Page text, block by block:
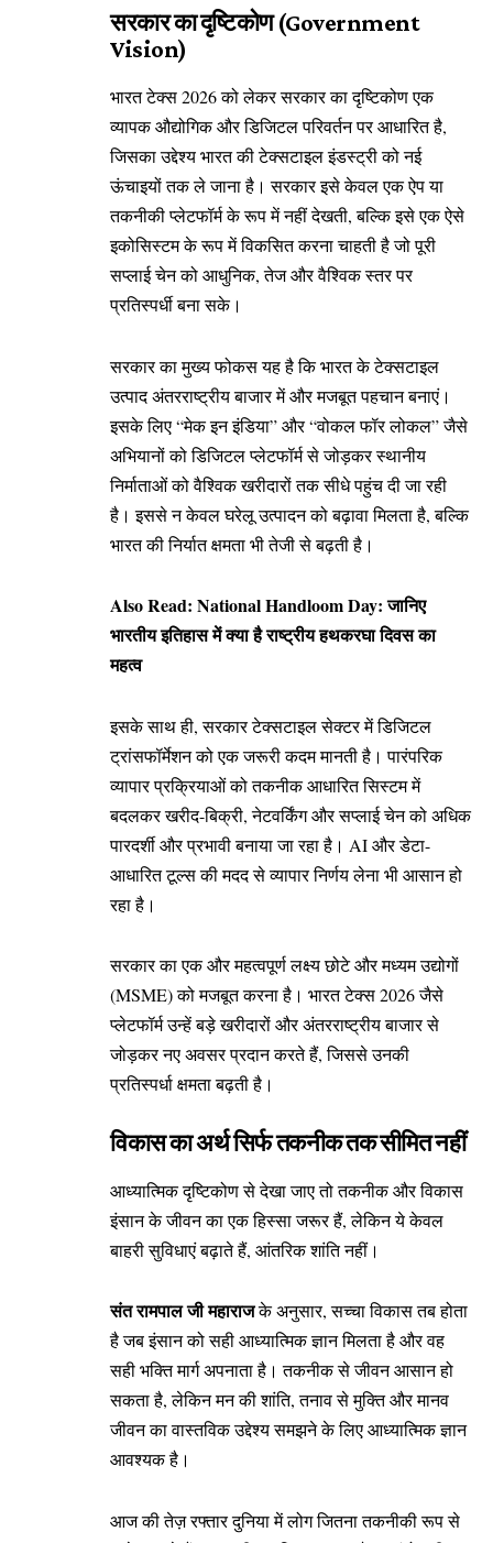
सरकार का दृष्टिकोण (Government
Vision)
भारत टेक्स 2026 को लेकर सरकार का दृष्टिकोण एक
व्यापक औद्योगिक और डिजिटल परिवर्तन पर आधारित है,
जिसका उद्देश्य भारत की टेक्सटाइल इंडस्ट्री को नई
ऊंचाइयों तक ले जाना है। सरकार इसे केवल एक ऐप या
तकनीकी प्लेटफॉर्म के रूप में नहीं देखती, बल्कि इसे एक ऐसे
इकोसिस्टम के रूप में विकसित करना चाहती है जो पूरी
सप्लाई चेन को आधुनिक, तेज और वैश्विक स्तर पर
प्रतिस्पर्धी बना सके।
सरकार का मुख्य फोकस यह है कि भारत के टेक्सटाइल
उत्पाद अंतरराष्ट्रीय बाजार में और मजबूत पहचान बनाएं।
इसके लिए “मेक इन इंडिया” और “वोकल फॉर लोकल” जैसे
अभियानों को डिजिटल प्लेटफॉर्म से जोड़कर स्थानीय
निर्माताओं को वैश्विक खरीदारों तक सीधे पहुंच दी जा रही
है। इससे न केवल घरेलू उत्पादन को बढ़ावा मिलता है, बल्कि
भारत की निर्यात क्षमता भी तेजी से बढ़ती है।
Also Read: National Handloom Day: जानिए
भारतीय इतिहास में क्या है राष्ट्रीय हथकरघा दिवस का
महत्व
इसके साथ ही, सरकार टेक्सटाइल सेक्टर में डिजिटल
ट्रांसफॉर्मेशन को एक जरूरी कदम मानती है। पारंपरिक
व्यापार प्रक्रियाओं को तकनीक आधारित सिस्टम में
बदलकर खरीद-बिक्री, नेटवर्किंग और सप्लाई चेन को अधिक
पारदर्शी और प्रभावी बनाया जा रहा है। AI और डेटा-
आधारित टूल्स की मदद से व्यापार निर्णय लेना भी आसान हो
रहा है।
सरकार का एक और महत्वपूर्ण लक्ष्य छोटे और मध्यम उद्योगों
(MSME) को मजबूत करना है। भारत टेक्स 2026 जैसे
प्लेटफॉर्म उन्हें बड़े खरीदारों और अंतरराष्ट्रीय बाजार से
जोड़कर नए अवसर प्रदान करते हैं, जिससे उनकी
प्रतिस्पर्धा क्षमता बढ़ती है।
विकास का अर्थ सिर्फ तकनीक तक सीमित नहीं
आध्यात्मिक दृष्टिकोण से देखा जाए तो तकनीक और विकास
इंसान के जीवन का एक हिस्सा जरूर हैं, लेकिन ये केवल
बाहरी सुविधाएं बढ़ाते हैं, आंतरिक शांति नहीं।
संत रामपाल जी महाराजके अनुसार, सच्चा विकास तब होता
है जब इंसान को सही आध्यात्मिक ज्ञान मिलता है और वह
सही भक्ति मार्ग अपनाता है। तकनीक से जीवन आसान हो
सकता है, लेकिन मन की शांति, तनाव से मुक्ति और मानव
जीवन का वास्तविक उद्देश्य समझने के लिए आध्यात्मिक ज्ञान
आवश्यक है।
आज की तेज़ रफ्तार दुनिया में लोग जितना तकनीकी रूप से